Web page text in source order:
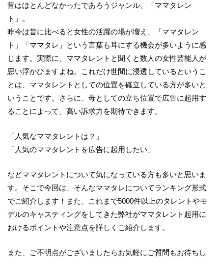
昔はほとんどなかったであろうジャンル、「ママタレン
ト」。
昨今は昔に比べると女性の活躍の場が増え、「ママタレン
ト」「ママタレ」という言葉も耳にする機会が多いように感
じます。実際に、ママタレントと聞くと数人の女性芸能人が
思い浮かびますよね。これだけ世間に浸透しているというこ
とは、ママタレントとしての位置を確立している方が多いと
いうことです。さらに、母としての立ち位置で広告に起用す
ることによって、高い訴求力を期待できます。
「人気なママタレントは？」
「人気のママタレントを広告に起用したい」
などママタレントについて気になっている方も多いと思いま
す。そこで今回は、そんなママタレについてランキング形式
でご紹介します！また、これまで5000件以上のタレントやモ
デルのキャスティングをしてきた弊社がママタレント起用に
おけるポイントや注意点を詳しくご紹介します。
また、ご不明点がございましたらお気軽にご質問もお待ちし